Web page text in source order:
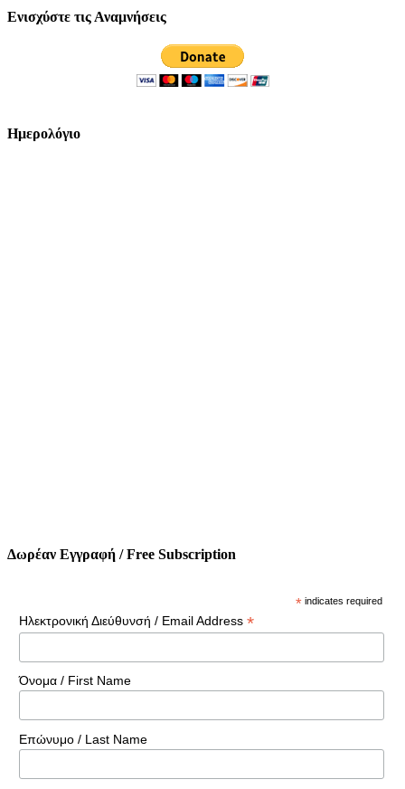
Ενισχύστε τις Αναμνήσεις
Ημερολόγιο
Δωρέαν Εγγραφή / Free Subscription
* indicates required
Ηλεκτρονική Διεύθυνσή / Email Address *
Όνομα / First Name
Επώνυμο / Last Name